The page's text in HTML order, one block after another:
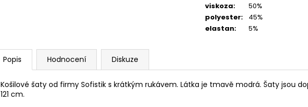
viskoza:
50%
polyester:
45%
elastan: 5%
Popis Hodnocení Diskuze
Košilové šaty od firmy Sofistik s krátkým rukávem. Látka je tmavě modrá. Šaty jsou
121 cm.